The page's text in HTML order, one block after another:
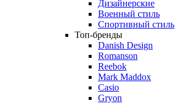
Дизайнерские
Военный стиль
Спортивный стиль
Топ-бренды
Danish Design
Romanson
Reebok
Mark Maddox
Casio
Gryon